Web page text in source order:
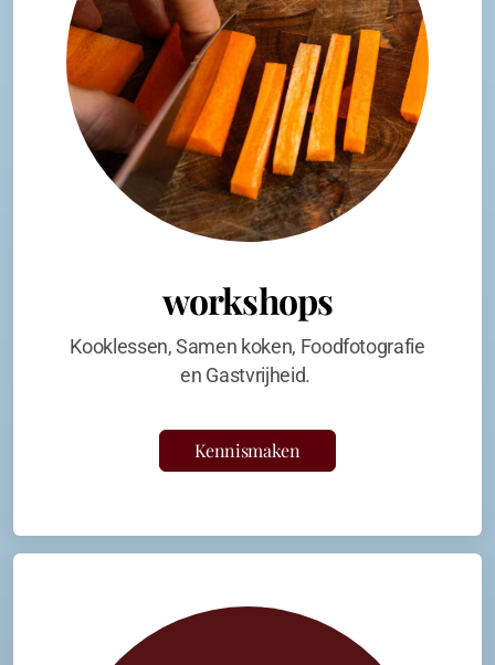
workshops
Kooklessen, Samen koken, Foodfotografie
en Gastvrijheid.
Kennismaken